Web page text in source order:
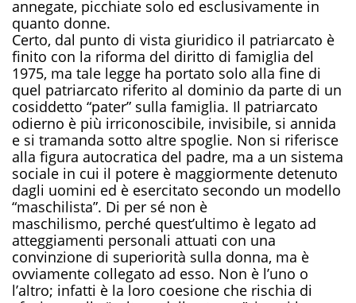
annegate, picchiate solo ed esclusivamente in
quanto donne.
Certo, dal punto di vista giuridico il patriarcato è
finito con la riforma del diritto di famiglia del
1975, ma tale legge ha portato solo alla fine di
quel patriarcato riferito al dominio da parte di un
cosiddetto “pater” sulla famiglia. Il patriarcato
odierno è più irriconoscibile, invisibile, si annida
e si tramanda sotto altre spoglie. Non si riferisce
alla figura autocratica del padre, ma a un sistema
sociale in cui il potere è maggiormente detenuto
dagli uomini ed è esercitato secondo un modello
“maschilista”. Di per sé non è
maschilismo, perché quest’ultimo è legato ad
atteggiamenti personali attuati con una
convinzione di superiorità sulla donna, ma è
ovviamente collegato ad esso. Non è l’uno o
l’altro; infatti è la loro coesione che rischia di